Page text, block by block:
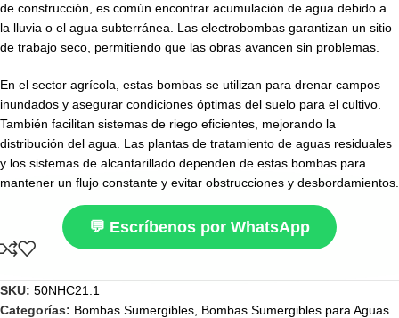
de construcción, es común encontrar acumulación de agua debido a
la lluvia o el agua subterránea. Las electrobombas garantizan un sitio
de trabajo seco, permitiendo que las obras avancen sin problemas.
En el sector agrícola, estas bombas se utilizan para drenar campos
inundados y asegurar condiciones óptimas del suelo para el cultivo.
También facilitan sistemas de riego eficientes, mejorando la
distribución del agua. Las plantas de tratamiento de aguas residuales
y los sistemas de alcantarillado dependen de estas bombas para
mantener un flujo constante y evitar obstrucciones y desbordamientos.
💬 Escríbenos por WhatsApp
SKU: 50NHC21.1
Categorías: Bombas Sumergibles Bombas Sumergibles para Aguas